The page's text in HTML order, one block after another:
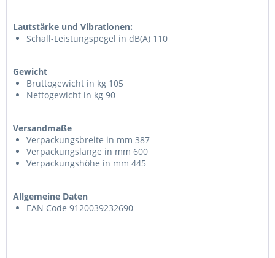
Lautstärke und Vibrationen:
Schall-Leistungspegel in dB(A) 110
Gewicht
Bruttogewicht in kg 105
Nettogewicht in kg 90
Versandmaße
Verpackungsbreite in mm 387
Verpackungslänge in mm 600
Verpackungshöhe in mm 445
Allgemeine Daten
EAN Code 9120039232690